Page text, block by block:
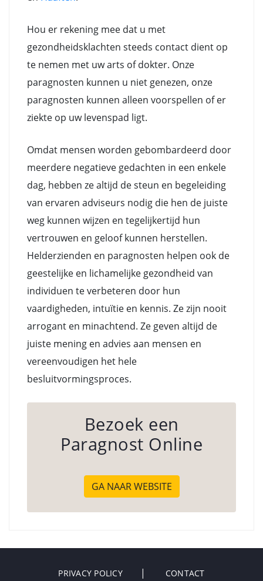
Hou er rekening mee dat u met
gezondheidsklachten steeds contact dient op
te nemen met uw arts of dokter. Onze
paragnosten kunnen u niet genezen, onze
paragnosten kunnen alleen voorspellen of er
ziekte op uw levenspad ligt.
Omdat mensen worden gebombardeerd door
meerdere negatieve gedachten in een enkele
dag, hebben ze altijd de steun en begeleiding
van ervaren adviseurs nodig die hen de juiste
weg kunnen wijzen en tegelijkertijd hun
vertrouwen en geloof kunnen herstellen.
Helderzienden en paragnosten helpen ook de
geestelijke en lichamelijke gezondheid van
individuen te verbeteren door hun
vaardigheden, intuïtie en kennis. Ze zijn nooit
arrogant en minachtend. Ze geven altijd de
juiste mening en advies aan mensen en
vereenvoudigen het hele
besluitvormingsproces.
Bezoek een
Paragnost Online
GA NAAR WEBSITE
PRIVACY POLICY CONTACT